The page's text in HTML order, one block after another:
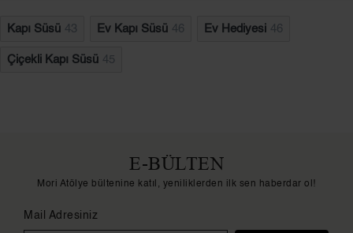
Kapı Süsü 43 Ev Kapı Süsü 46 Ev Hediyesi 46
Çiçekli Kapı Süsü 45
E-BÜLTEN
Mori Atölye bültenine katıl, yeniliklerden ilk sen haberdar ol!
Mail Adresiniz